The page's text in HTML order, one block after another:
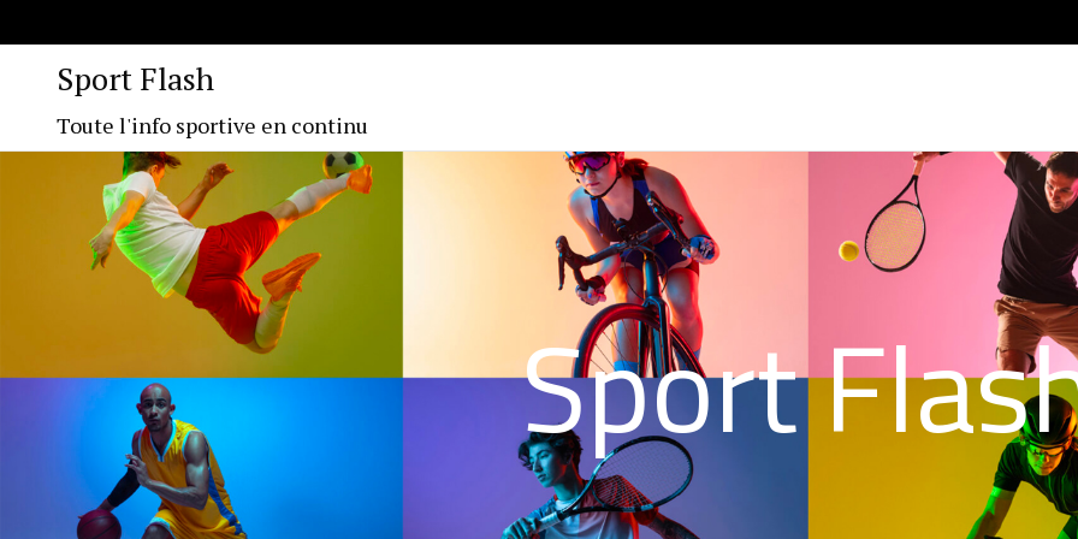
Sport Flash
Toute l'info sportive en continu
Sport